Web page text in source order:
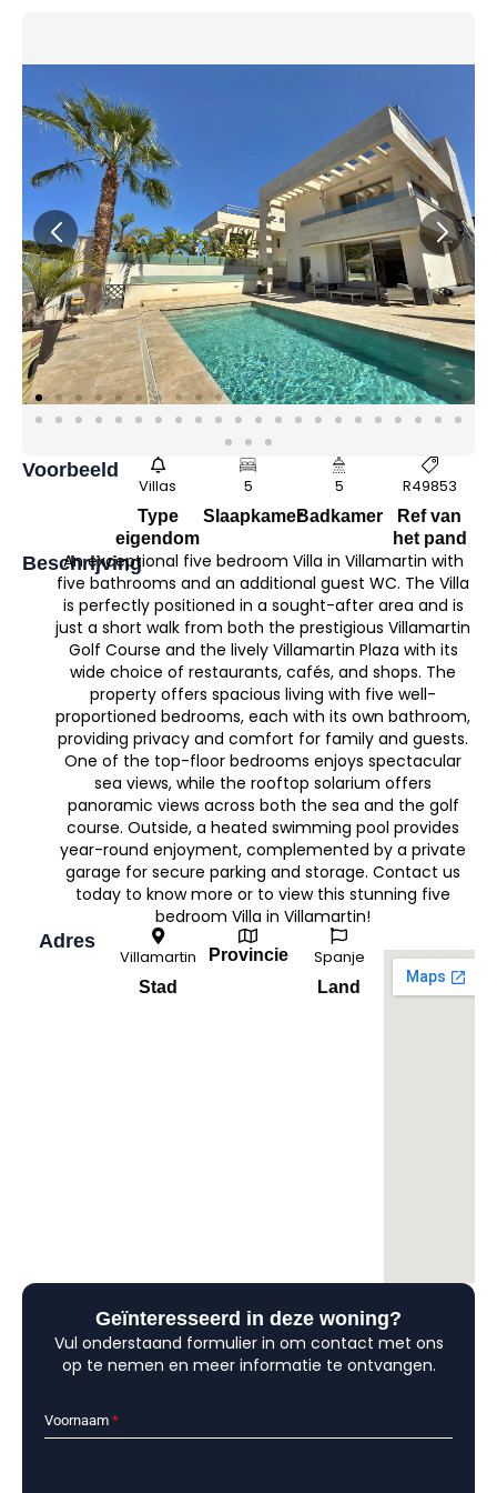
Voorbeeld
Villas
Type
eigendom
5
Slaapkamer
5
Badkamer
R49853
Ref van
het pand
Beschrijving
An exceptional five bedroom Villa in Villamartin with
five bathrooms and an additional guest WC. The Villa
is perfectly positioned in a sought-after area and is
just a short walk from both the prestigious Villamartin
Golf Course and the lively Villamartin Plaza with its
wide choice of restaurants, cafés, and shops. The
property offers spacious living with five well-
proportioned bedrooms, each with its own bathroom,
providing privacy and comfort for family and guests.
One of the top-floor bedrooms enjoys spectacular
sea views, while the rooftop solarium offers
panoramic views across both the sea and the golf
course. Outside, a heated swimming pool provides
year-round enjoyment, complemented by a private
garage for secure parking and storage. Contact us
today to know more or to view this stunning five
bedroom Villa in Villamartin!
Adres
Villamartin
Stad
Provincie Spanje
Land
Geïnteresseerd in deze woning?
Vul onderstaand formulier in om contact met ons
op te nemen en meer informatie te ontvangen.
Voornaam *